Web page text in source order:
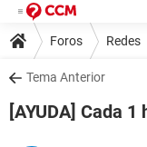
Foros Redes
Tema Anterior
[AYUDA] Cada